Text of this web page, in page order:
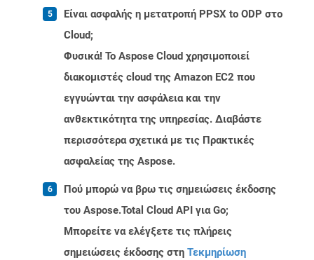
Είναι ασφαλής η μετατροπή PPSX to ODP στο
Cloud;
Φυσικά! Το Aspose Cloud χρησιμοποιεί
διακομιστές cloud της Amazon EC2 που
εγγυώνται την ασφάλεια και την
ανθεκτικότητα της υπηρεσίας. Διαβάστε
περισσότερα σχετικά με τις Πρακτικές
ασφαλείας της Aspose.
Πού μπορώ να βρω τις σημειώσεις έκδοσης
του Aspose.Total Cloud API για Go;
Μπορείτε να ελέγξετε τις πλήρεις
σημειώσεις έκδοσης στη Τεκμηρίωση